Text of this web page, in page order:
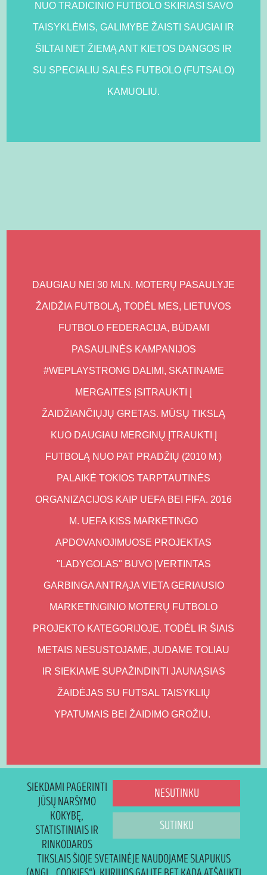
NUO TRADICINIO FUTBOLO SKIRIASI SAVO
TAISYKLĖMIS, GALIMYBE ŽAISTI SAUGIAI IR
ŠILTAI NET ŽIEMĄ ANT KIETOS DANGOS IR
SU SPECIALIU SALĖS FUTBOLO (FUTSALO)
KAMUOLIU.
DAUGIAU NEI 30 MLN. MOTERŲ PASAULYJE
ŽAIDŽIA FUTBOLĄ, TODĖL MES, LIETUVOS
FUTBOLO FEDERACIJA, BŪDAMI
PASAULINĖS KAMPANIJOS
#WEPLAYSTRONG DALIMI, SKATINAME
MERGAITES ĮSITRAUKTI Į
ŽAIDŽIANČIŲJŲ GRETAS. MŪSŲ TIKSLĄ
KUO DAUGIAU MERGINŲ ĮTRAUKTI Į
FUTBOLĄ NUO PAT PRADŽIŲ (2010 M.)
PALAIKĖ TOKIOS TARPTAUTINĖS
ORGANIZACIJOS KAIP UEFA BEI FIFA. 2016
M. UEFA KISS MARKETINGO
APDOVANOJIMUOSE PROJEKTAS
"LADYGOLAS" BUVO ĮVERTINTAS
GARBINGA ANTRĄJA VIETA GERIAUSIO
MARKETINGINIO MOTERŲ FUTBOLO
PROJEKTO KATEGORIJOJE. TODĖL IR ŠIAIS
METAIS NESUSTOJAME, JUDAME TOLIAU
IR SIEKIAME SUPAŽINDINTI JAUNĄSIAS
ŽAIDĖJAS SU FUTSAL TAISYKLIŲ
YPATUMAIS BEI ŽAIDIMO GROŽIU.
NESUTINKU
SUTINKU
SIEKDAMI PAGERINTI
JŪSŲ NARŠYMO
KOKYBĘ,
STATISTINIAIS IR
RINKODAROS
TIKSLAIS ŠIOJE SVETAINĖJE NAUDOJAME SLAPUKUS